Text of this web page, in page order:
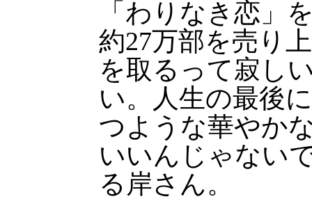
「わりなき恋」
約27万部を売り
を取るって寂し
い。人生の最後
つような華やか
いいんじゃない
る岸さん。